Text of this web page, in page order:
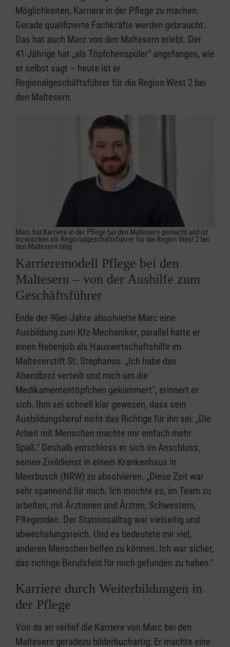
Möglichkeiten, Karriere in der Pflege zu machen.
Gerade qualifizierte Fachkräfte werden gebraucht.
Das hat auch Marc von den Maltesern erlebt. Der
41-Jährige hat „als Töpfchenspüler“ angefangen, wie
er selbst sagt – heute ist er
Regionalgeschäftsführer für die Region West 2 bei
den Maltesern.
Marc hat Karriere in der Pflege bei den Maltesern gemacht und ist
inzwischen als Regionalgeschäftsführer für die Region West 2 bei
den Maltesern tätig.
Karrieremodell Pflege bei den
Maltesern – von der Aushilfe zum
Geschäftsführer
Ende der 90er-Jahre absolvierte Marc eine
Ausbildung zum Kfz-Mechaniker, parallel hatte er
einen Nebenjob als Hauswirtschaftshilfe im
Malteserstift St. Stephanus. „Ich habe das
Abendbrot verteilt und mich um die
Medikamententöpfchen gekümmert“, erinnert er
sich. Ihm sei schnell klar gewesen, dass sein
Ausbildungsberuf nicht das Richtige für ihn sei: „Die
Arbeit mit Menschen machte mir einfach mehr
Spaß.“ Deshalb entschloss er sich im Anschluss,
seinen Zivildienst in einem Krankenhaus in
Meerbusch (NRW) zu absolvieren. „Diese Zeit war
sehr spannend für mich. Ich mochte es, im Team zu
arbeiten, mit Ärztinnen und Ärzten, Schwestern,
Pflegenden. Der Stationsalltag war vielseitig und
abwechslungsreich. Und es bedeutete mir viel,
anderen Menschen helfen zu können. Ich war sicher,
das richtige Berufsfeld für mich gefunden zu haben.“
Karriere durch Weiterbildungen in
der Pflege
Von da an verlief die Karriere von Marc bei den
Maltesern geradezu bilderbuchartig: Er machte eine